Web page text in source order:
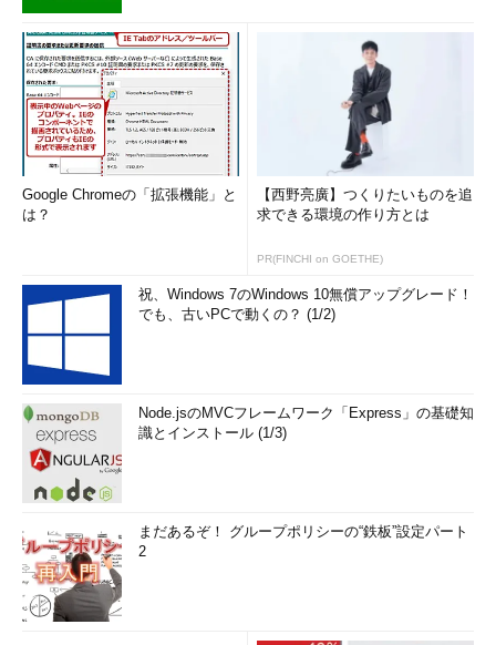
Google Chromeの「拡張機能」と
は？
【西野亮廣】つくりたいものを追
求できる環境の作り方とは
PR(FINCHI on GOETHE)
祝、Windows 7のWindows 10無償アップグレード！
でも、古いPCで動くの？ (1/2)
Node.jsのMVCフレームワーク「Express」の基礎知
識とインストール (1/3)
まだあるぞ！ グループポリシーの“鉄板”設定パート
2